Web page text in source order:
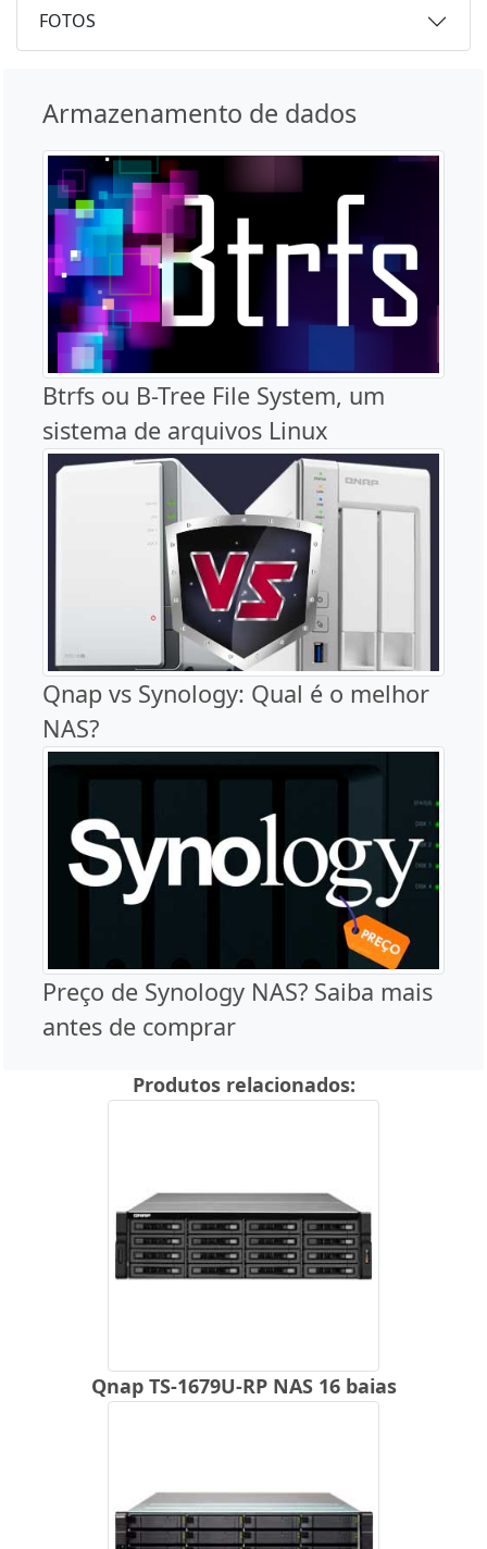
FOTOS
Armazenamento de dados
Btrfs ou B-Tree File System, um
sistema de arquivos Linux
Qnap vs Synology: Qual é o melhor
NAS?
Preço de Synology NAS? Saiba mais
antes de comprar
Produtos relacionados:
Qnap TS-1679U-RP NAS 16 baias